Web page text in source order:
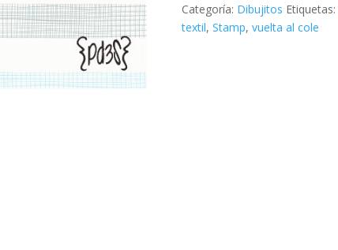
cantidad
Categoría: Dibujitos Etiquetas:
textil, Stamp, vuelta al cole